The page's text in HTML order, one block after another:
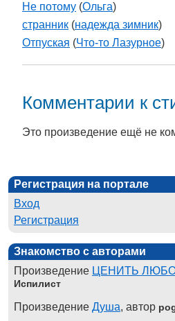
Не потому (Ольга)
странник (надежда зимник)
Отпуская (Что-то Лазурное)
Комментарии к
Это произведение ещё не
Регистрация на портале
Вход
Регистрация
Знакомство с авторами
Произведение ЦЕНИТЬ
Испилист
Произведение Душа, автор